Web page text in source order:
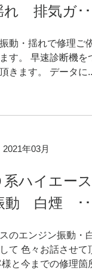
れ 排気ガ･･
動・揺れで修理ご
す。 早速診断機
きます。 データに..
年03月
系ハイエ
動 白煙 ･･
のエンジン振動・
て 色々お話させて
と今までの修理箇